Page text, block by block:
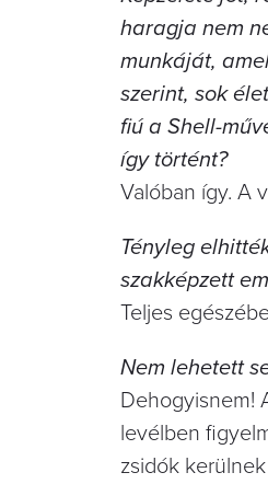
haragja nem
munkáját,
szerint, sok
fiú a Shell-
így történt?
Valóban így. A
Tényleg
szakképzett
Teljes
Nem lehetett
Dehogyisnem!
levélben
zsidók